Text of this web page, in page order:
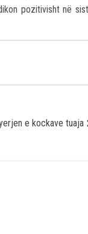
pozitivisht në
e kockave tuaja